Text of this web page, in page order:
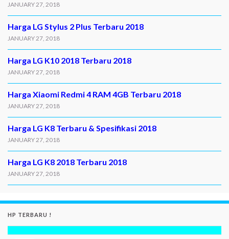
JANUARY 27, 2018
Harga LG Stylus 2 Plus Terbaru 2018
JANUARY 27, 2018
Harga LG K10 2018 Terbaru 2018
JANUARY 27, 2018
Harga Xiaomi Redmi 4 RAM 4GB Terbaru 2018
JANUARY 27, 2018
Harga LG K8 Terbaru & Spesifikasi 2018
JANUARY 27, 2018
Harga LG K8 2018 Terbaru 2018
JANUARY 27, 2018
HP TERBARU !